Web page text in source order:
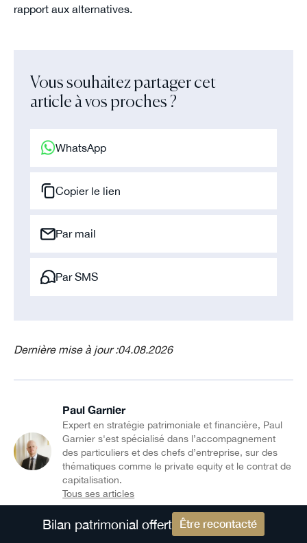
rapport aux alternatives.
Vous souhaitez partager cet
article à vos proches ?
WhatsApp
Copier le lien
Par mail
Par SMS
Dernière mise à jour :04.08.2026
Paul Garnier
Expert en stratégie patrimoniale et financière, Paul
Garnier s'est spécialisé dans l’accompagnement
des particuliers et des chefs d’entreprise, sur des
thématiques comme le private equity et le contrat de
capitalisation.
Tous ses articles
Partager le guide
Bilan patrimonial offert Être recontacté